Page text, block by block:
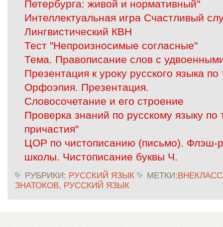
Петербурга: живой и нормативный"
Интеллектуальная игра Счастливый
Лингвистический КВН
Тест "Непроизносимые согласные"
Тема. Правописание слов с
Презентация к уроку русского языка
Орфоэпия. Презентация.
Словосочетание и его строение
Проверка знаний по русскому языку
причастия"
ЦОР по чистописанию (письмо). Флэш-
школы. Чистописание буквы Ч.
РУБРИКИ: РУССКИЙ ЯЗЫК МЕТКИ:
ЗНАТОКОВ, РУССКИЙ ЯЗЫК